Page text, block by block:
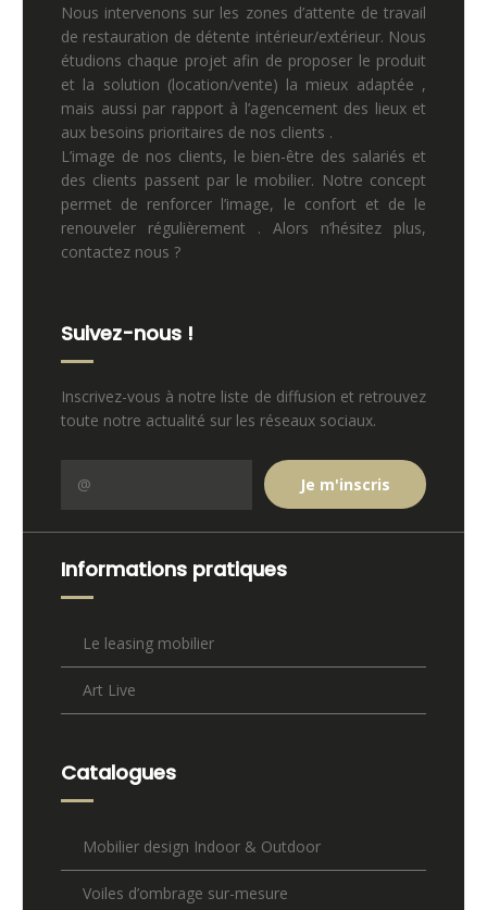
Nous intervenons sur les zones d’attente de travail
de restauration de détente intérieur/extérieur. Nous
étudions chaque projet afin de proposer le produit
et la solution (location/vente) la mieux adaptée ,
mais aussi par rapport à l’agencement des lieux et
aux besoins prioritaires de nos clients .
L’image de nos clients, le bien-être des salariés et
des clients passent par le mobilier. Notre concept
permet de renforcer l’image, le confort et de le
renouveler régulièrement . Alors n’hésitez plus,
contactez nous ?
Suivez-nous !
Inscrivez-vous à notre liste de diffusion et retrouvez
toute notre actualité sur les réseaux sociaux.
Informations pratiques
Le leasing mobilier
Art Live
Catalogues
Mobilier design Indoor & Outdoor
Voiles d’ombrage sur-mesure